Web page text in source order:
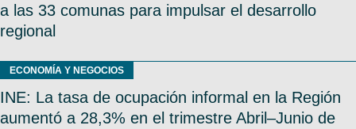
a las 33 comunas para impulsar el desarrollo
regional
ECONOMÍA Y NEGOCIOS
INE: La tasa de ocupación informal en la Región
aumentó a 28,3% en el trimestre Abril–Junio de